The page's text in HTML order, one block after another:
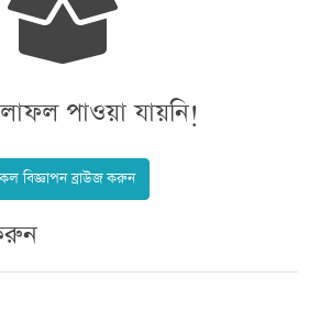
পাওয়া যায়নি!
বিজ্ঞাপন ব্রাউজ করুন